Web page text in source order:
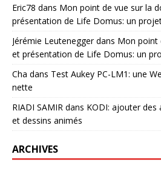
Eric78 dans Mon point de vue sur la
présentation de Life Domus: un
Jérémie Leuteneggerdans Mon point
et présentation de Life Domus: un
Cha dans Test Aukey PC-LM1: une
nette
RIADI SAMIR dans KODI: ajouter des
et dessins animés
ARCHIVES